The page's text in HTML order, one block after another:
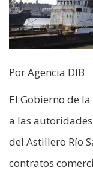
Por Agencia DIB
El Gobierno de
a las
del Astillero Río
contratos